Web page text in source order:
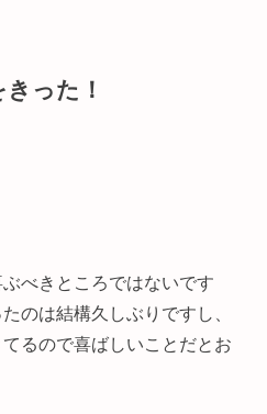
った！
べきところではないです
のは結構久しぶりですし、
るので喜ばしいことだとお